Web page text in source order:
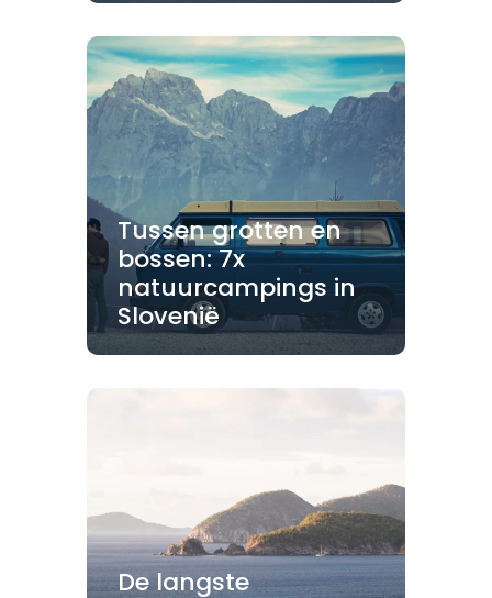
Tussen grotten en
bossen: 7x
natuurcampings in
Slovenië
De langste